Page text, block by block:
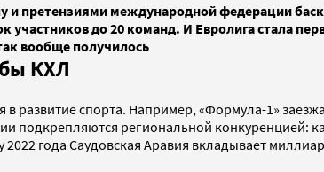
и претензиями международной федерации
участников до 20 команд. И Евролига стала
вообще получилось
КХЛ
развитие спорта. Например, «Формула-1»
подкрепляются региональной конкуренцией:
года Саудовская Аравия вкладывает